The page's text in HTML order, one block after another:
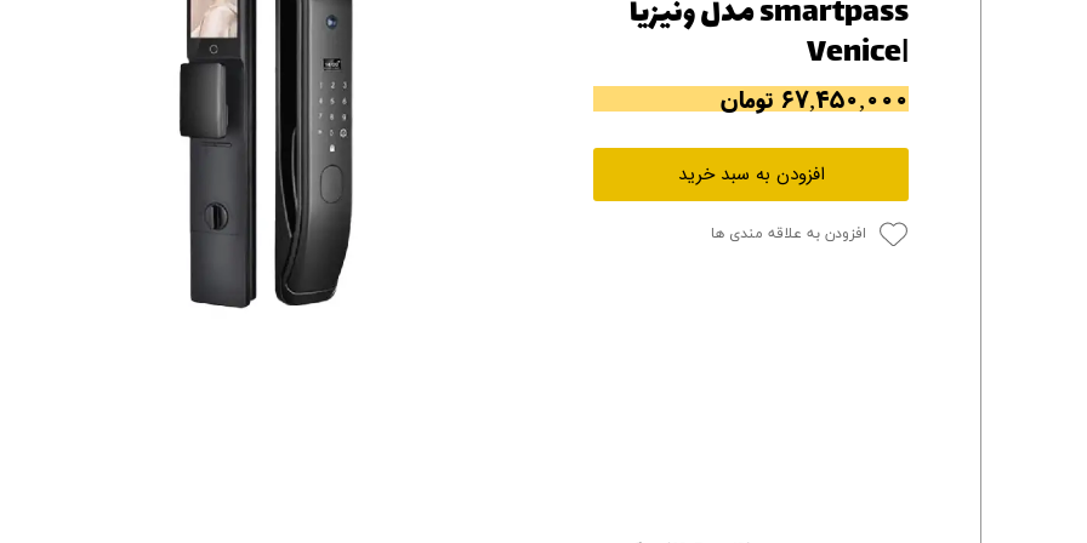
پنل ثبت پروژه ویژه کارکنان
پنل ثبت قراردادهای سازمانی پرسنل
smartpass مدل ونیزیا
|Venice
۶۷,۴۵۰,۰۰۰ تومان
افزودن به سبد خرید
افزودن به علاقه مندی ها